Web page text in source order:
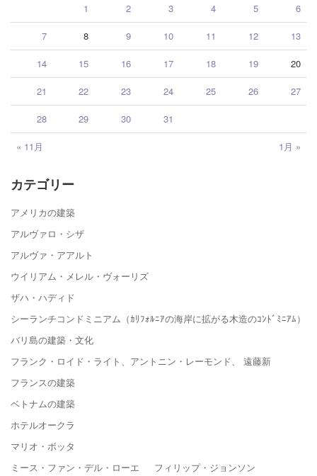
« 11月 1月 »
1 2 3 4 5 6
7 8 9 10 11 12 13
14 15 16 17 18 19 20
21 22 23 24 25 26 27
28 29 30 31
カテゴリー
アメリカの建築
アルヴァロ・シザ
アルヴァ・アアルト
ウイリアム・メレル・ヴォーリズ
ザハ・ハディド
シーランチコンドミニアム（ｶﾘﾌｫﾙﾆｱの海岸に拡がる木造のｺﾝﾄﾞﾐﾆｱﾑ）
バリ島の建築・文化
フランク・ロイド・ライト、アントニン・レーモンド、 遠藤新
フランスの建築
ベトナムの建築
ホテルオークラ
マリオ・ボッタ
ミース・ファン・デル・ローエ フィリップ・ジョンソン